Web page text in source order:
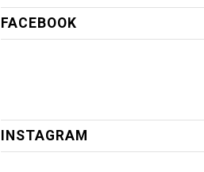
FACEBOOK
INSTAGRAM